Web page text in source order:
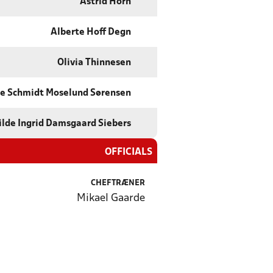
Astrid Horn
Alberte Hoff Degn
Olivia Thinnesen
Schmidt Moselund Sørensen
Ingrid Damsgaard Siebers
OFFICIALS
CHEFTRÆNER
Mikael Gaarde